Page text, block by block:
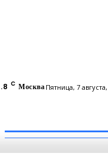
C Москва Пятница, 7